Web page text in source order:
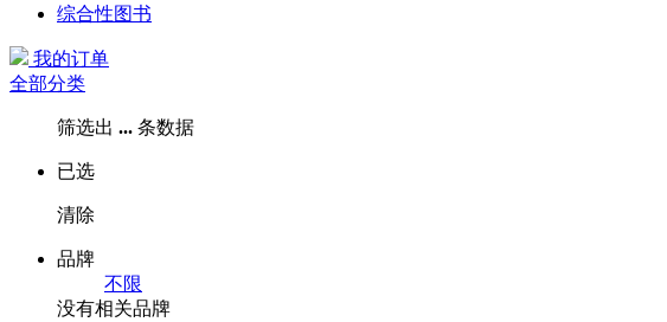
综合性图书
我的订单
全部分类
筛选出 ... 条数据
已选
清除
品牌
不限
没有相关品牌